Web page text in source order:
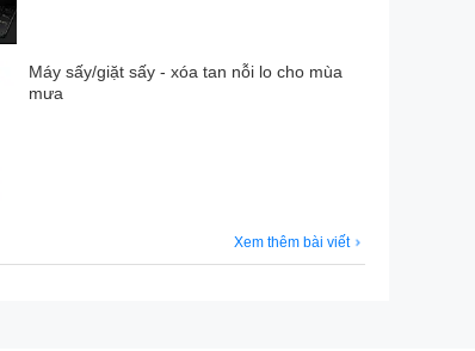
trọng lượng 46.8kg. Sản phẩm lắp âm
Máy sấy/giặt sấy - xóa tan nỗi lo cho mùa
mưa
Xem thêm bài viết